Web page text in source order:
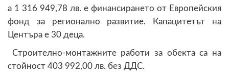
а 1 316 949,78 лв. е финансирането от Европейския
фонд за регионално развитие. Капацитетът на
Центъра е 30 деца.
Строително-монтажните работи за обекта са на
стойност 403 992,00 лв. без ДДС.